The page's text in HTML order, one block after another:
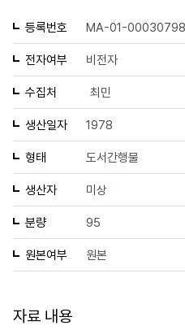
등록번호 MA-01-00030798
전자여부 비전자
수집처 최민
생산일자 1978
형태 도서간행물
생산자 미상
분량 95
원본여부 원본
자료 내용